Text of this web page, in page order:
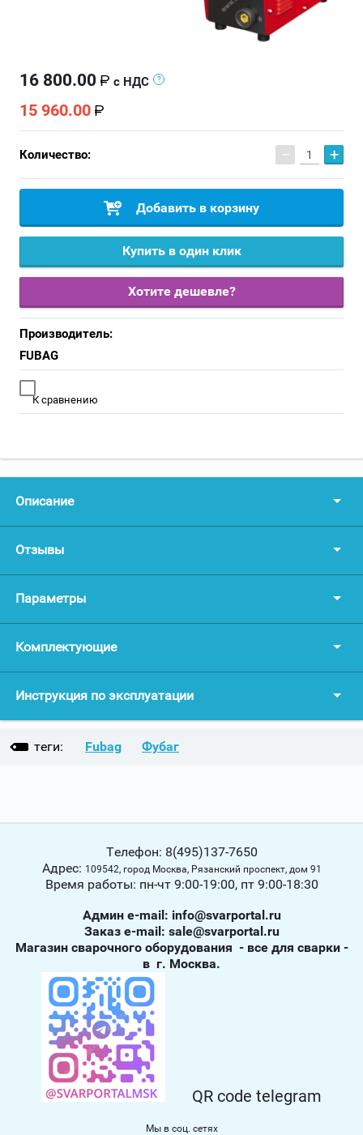
16 800.00 с НДС
15 960.00
Количество: − +
Добавить в корзину
Купить в один клик
Хотите дешевле?
Производитель:
FUBAG
К сравнению
Описание
Отзывы
Параметры
Комплектующие
Инструкция по эксплуатации
теги: Fubag Фубаг
Телефон: 8(495)137-7650
Адрес: 109542, город Москва, Рязанский проспект, дом 91
Время работы: пн-чт 9:00-19:00, пт 9:00-18:30
Админ е-mail: info@svarportal.ru
Заказ е-mail: sale@svarportal.ru
Магазин сварочного оборудования - все для сварки -
в г. Москва.
QR code telegram
Мы в соц. сетях